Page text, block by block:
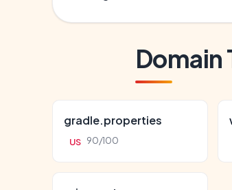
Domain
gradle.properties
US 90/100